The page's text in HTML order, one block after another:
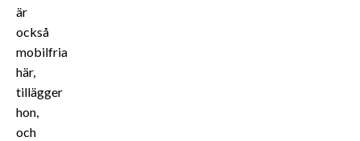
är
också
mobilfria
här,
tillägger
hon,
och